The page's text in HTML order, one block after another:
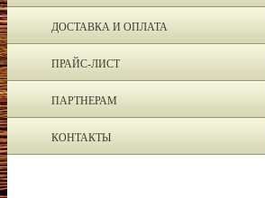
ДОСТАВКА И ОПЛАТА
ПРАЙС-ЛИСТ
ПАРТНЕРАМ
КОНТАКТЫ